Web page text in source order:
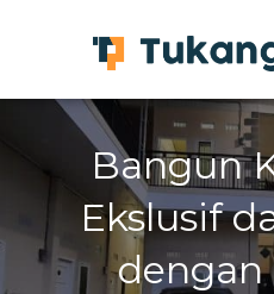
Bangun
Ekslusif
dengan